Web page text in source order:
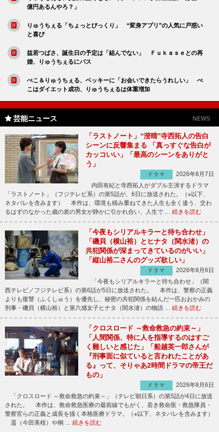
億円あるんやろ？」
りゅうちぇる「ちょっとびっくり」 “変身アプリ”の人気に戸惑い
と喜び
益若つばさ、誕生日の予定は「組んでない」 Ｆｕｋａｓｅとの再
婚、りゅうちぇるにパス
ぺこ＆りゅうちぇる、ベッキーに「お会いできたらうれしい」 ぺ
こはダイエット成功、りゅうちぇるは体重増加
芸能ニュース NEWS
「ラストノート」“澄晴”寺西拓人の告白
シーンに反響集まる 「真っすぐな告白が
カッコいい」「最高のシーンをありがと
う」
ドラマ
2026年8月7日
内田有紀と寺西拓人がダブル主演するドラマ
「ラストノート」（フジテレビ系）の第5話が、6日に放送された。（※以下、
ネタバレを含みます） 本作は、環境も積み重ねてきた人生も全く違う、交わ
るはずのなかった歳の差の男女が静かに引かれ合い、人生で … 続きを読む
「今夜もシリアルキラーと待ち合わせ」
「磯貝（横山裕）とヒナタ（関水渚）の
共犯関係が深まってきているのがいい」
「縦山裕二さんのグッズ欲しい」
ドラマ
2026年8月6日
「今夜もシリアルキラーと待ち合わせ」（関
西テレビ／フジテレビ系）の第6話が5日に放送された。 本作は、警察の正義
よりも復讐（ふくしゅう）を優先し、秘密の共犯関係を結んだ一匹おおかみの
刑事・磯貝（横山裕）と第六感女子ヒナタ（関水渚）の物語 … 続きを読む
「クロスロード ～救命救急の約束～」
「人間関係、特に人を指導するのはすご
く難しいと感じた」「船越英一郎さんが
『刑事面に似ていると言われたことがあ
る』って、そりゃあ2時間ドラマの帝王だ
もの」
ドラマ
2026年8月6日
「クロスロード ～救命救急の約束～」（テレビ朝日系）の第5話が4日に放送
された。 本作は、救命救急医療の最前線でもがく、若き救命医・救急隊員・
警察官らの正義と成長を描く本格医療ドラマ。（※以下、ネタバレを含みます）
遥（今田美桜）や桐 … 続きを読む